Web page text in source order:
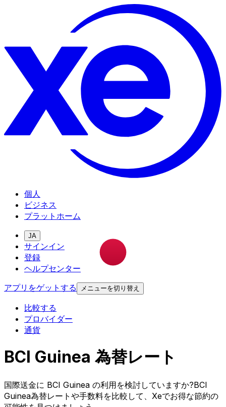
個人
ビジネス
プラットホーム
JA
サインイン
登録
ヘルプセンター
アプリをゲットする
メニューを切り替え
比較する
プロバイダー
通貨
BCI Guinea 為替レート
国際送金に BCI Guinea の利用を検討していますか?BCI
Guinea為替レートや手数料を比較して、Xeでお得な節約の